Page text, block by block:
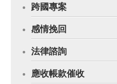
跨國專案
感情挽回
法律諮詢
應收帳款催收